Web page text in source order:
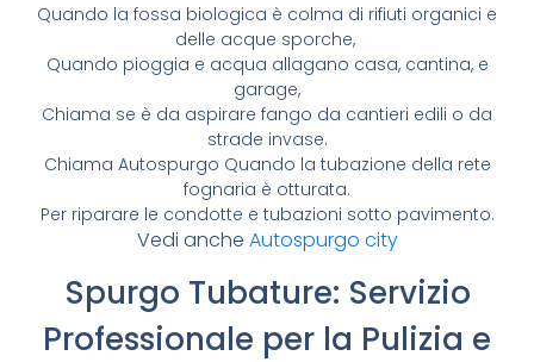
Quando la fossa biologica è colma di rifiuti organici e
delle acque sporche,
Quando pioggia e acqua allagano casa, cantina, e
garage,
Chiama se è da aspirare fango da cantieri edili o da
strade invase.
Chiama Autospurgo Quando la tubazione della rete
fognaria è otturata.
Per riparare le condotte e tubazioni sotto pavimento.
Vedi anche Autospurgo city
Spurgo Tubature: Servizio
Professionale per la Pulizia e